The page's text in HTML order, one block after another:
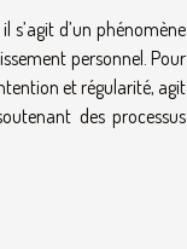
d’un phénomène
personnel. Pour
et régularité, agit
des processus